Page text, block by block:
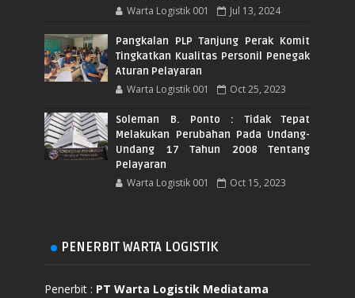
Warta Logistik 001 Jul 13, 2024
Pangkalan PLP Tanjung Perak Komit
Tingkatkan Kualitas Personil Penegak
Aturan Pelayaran
Warta Logistik 001 Oct 25, 2023
Soleman B. Ponto : Tidak Tepat
Melakukan Perubahan Pada Undang-
Undang 17 Tahun 2008 Tentang
Pelayaran
Warta Logistik 001 Oct 15, 2023
PENERBIT WARTA LOGISTIK
Penerbit : PT Warta Logistik Mediatama